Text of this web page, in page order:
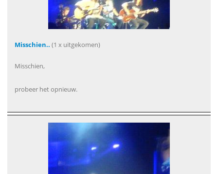
Misschien.. (1 x uitgekomen)
Misschien,
probeer het opnieuw.